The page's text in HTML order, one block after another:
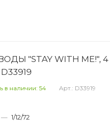
"STAY WITH ME!", 4
в наличии: 54 Арт.: D33919
— 1/12/72